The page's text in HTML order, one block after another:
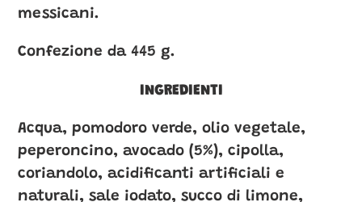
carrello
messicani.
Confezione da 445 g.
INGREDIENTI
Acqua, pomodoro verde, olio vegetale,
peperoncino, avocado (5%), cipolla,
coriandolo, acidificanti artificiali e
naturali, sale iodato, succo di limone,